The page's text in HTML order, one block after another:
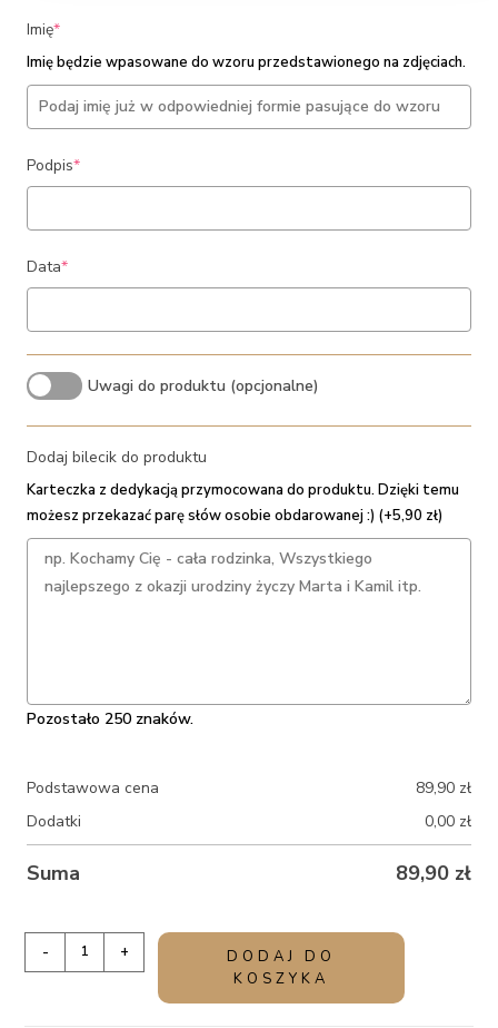
Imię*(required)
Imię będzie wpasowane do wzoru przedstawionego na zdjęciach.
Podpis*(required)
Data*(required)
Uwagi do produktu (opcjonalne)
Dodaj bilecik do produktu
Karteczka z dedykacją przymocowana do produktu. Dzięki temu
możesz przekazać parę słów osobie obdarowanej :) (+5,90 zł)
Pozostało 250 znaków.
Podstawowa cena 89,90 zł
Dodatki
0,00 zł
Suma 89,90 zł
Personalizowana
- +
DODAJ DO
KOSZYKA